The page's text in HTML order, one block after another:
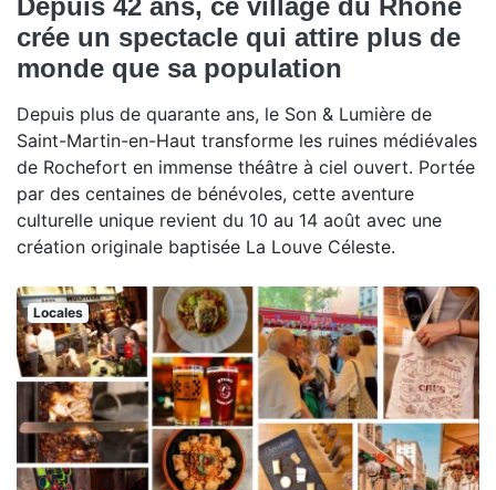
Depuis 42 ans, ce village du Rhône
crée un spectacle qui attire plus de
monde que sa population
Depuis plus de quarante ans, le Son & Lumière de
Saint-Martin-en-Haut transforme les ruines médiévales
de Rochefort en immense théâtre à ciel ouvert. Portée
par des centaines de bénévoles, cette aventure
culturelle unique revient du 10 au 14 août avec une
création originale baptisée La Louve Céleste.
Locales